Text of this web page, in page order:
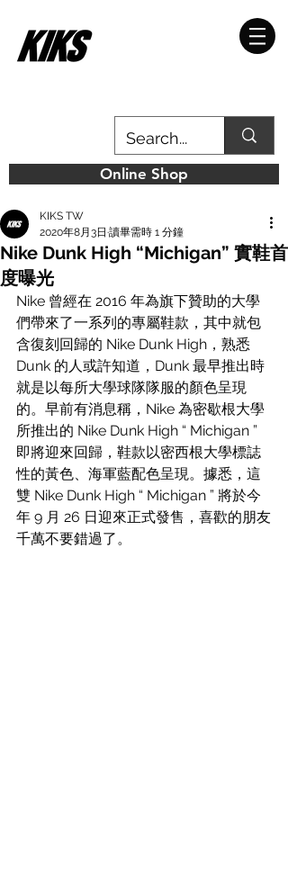
Online Shop
Nike Dunk High “Michigan” 實鞋首
度曝光
KIKS TW
2020年8月3日 讀畢需時 1 分鐘
Nike 曾經在 2016 年為旗下贊助的大學
們帶來了一系列的專屬鞋款，其中就包
含復刻回歸的 Nike Dunk High，熟悉
Dunk 的人或許知道，Dunk 最早推出時
就是以每所大學球隊隊服的顏色呈現
的。早前有消息稱，Nike 為密歇根大學
所推出的 Nike Dunk High “ Michigan ”
即將迎來回歸，鞋款以密西根大學標誌
性的黃色、海軍藍配色呈現。據悉，這
雙 Nike Dunk High “ Michigan ” 將於今
年 9 月 26 日迎來正式發售，喜歡的朋友
千萬不要錯過了。